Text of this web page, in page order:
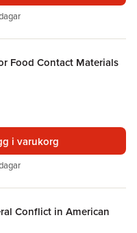
Food Contact Materials
i varukorg
Conflict in American